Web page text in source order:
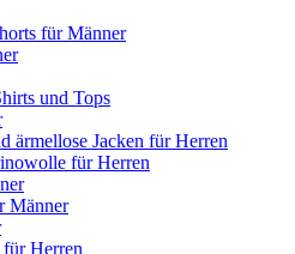
für Männer
und Tops
ärmellose Jacken für Herren
für Herren
Männer
für Herren